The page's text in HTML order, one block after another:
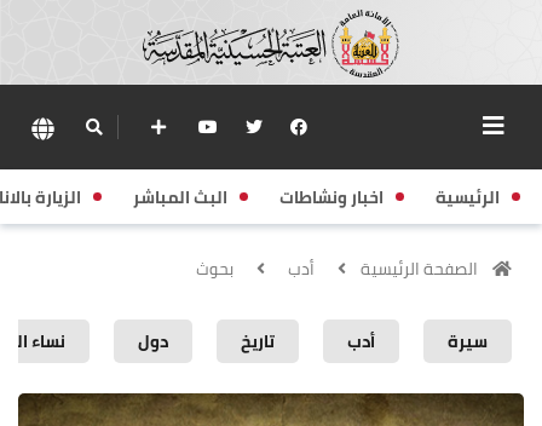
الرئيسية اخبار ونشاطات البث المباشر الزيارة
الصفحة الرئيسية أدب بحوث
سيرة أدب تاريخ دول نساء